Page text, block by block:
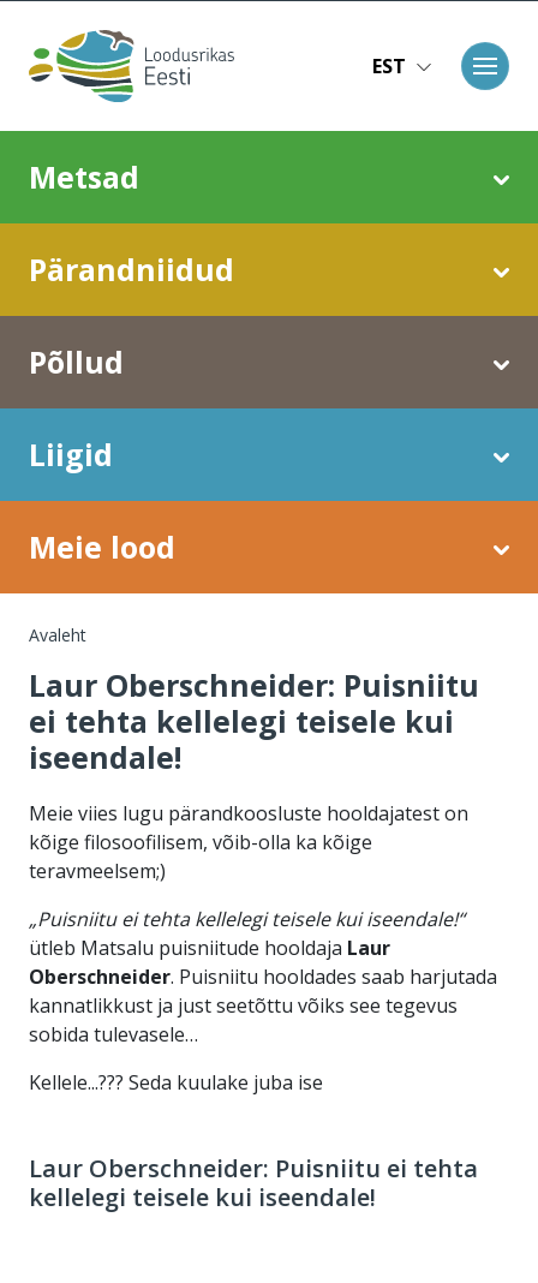
EST
Metsad
Pärandniidud
Põllud
Liigid
Meie lood
Leivapuru
Avaleht
Laur Oberschneider: Puisniitu
ei tehta kellelegi teisele kui
iseendale!
Meie viies lugu pärandkoosluste hooldajatest on
kõige filosoofilisem, võib-olla ka kõige
teravmeelsem;)
„Puisniitu ei tehta kellelegi teisele kui iseendale!“
ütleb Matsalu puisniitude hooldaja Laur
Oberschneider. Puisniitu hooldades saab harjutada
kannatlikkust ja just seetõttu võiks see tegevus
sobida tulevasele…
Kellele...??? Seda kuulake juba ise
Laur Oberschneider: Puisniitu ei tehta
kellelegi teisele kui iseendale!